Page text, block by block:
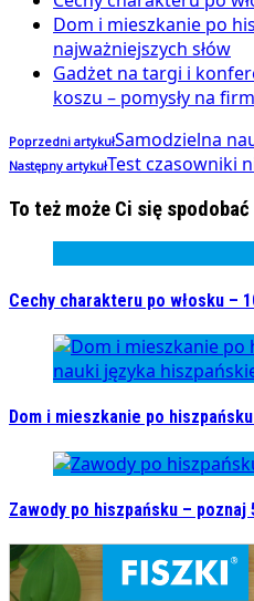
Dom i mieszkanie po
najważniejszych słów
Gadżet na targi i
koszu – pomysły na
Poprzedni artykułSamodzielna
Następny artykułTest czasowniki
To też może Ci się spodobać
Cechy charakteru po włosku –
Dom i mieszkanie po
Zawody po hiszpańsku – poznaj